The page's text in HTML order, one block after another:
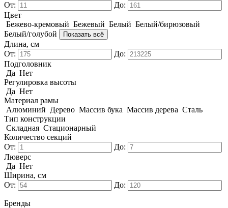
От:
До:
Цвет
Бежево-кремовый Бежевый Белый Белый/бирюзовый
Белый/голубой
Показать всё
Длина, см
От:
До:
Подголовник
Да Нет
Регулировка высоты
Да Нет
Материал рамы
Алюминий Дерево Массив бука Массив дерева Сталь
Тип конструкции
Складная Стационарный
Количество секций
От:
До:
Люверс
Да Нет
Ширина, см
От:
До:
Бренды